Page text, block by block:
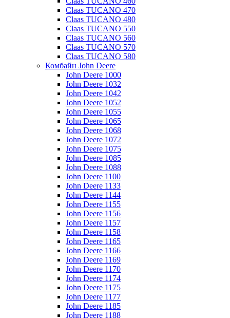
Claas TUCANO 470
Claas TUCANO 480
Claas TUCANO 550
Claas TUCANO 560
Claas TUCANO 570
Claas TUCANO 580
Комбайн John Deere
John Deere 1000
John Deere 1032
John Deere 1042
John Deere 1052
John Deere 1055
John Deere 1065
John Deere 1068
John Deere 1072
John Deere 1075
John Deere 1085
John Deere 1088
John Deere 1100
John Deere 1133
John Deere 1144
John Deere 1155
John Deere 1156
John Deere 1157
John Deere 1158
John Deere 1165
John Deere 1166
John Deere 1169
John Deere 1170
John Deere 1174
John Deere 1175
John Deere 1177
John Deere 1185
John Deere 1188